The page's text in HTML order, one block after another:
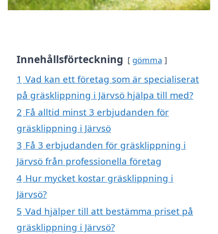
Innehållsförteckning gömma
1 Vad kan ett företag som är specialiserat
på gräsklippning i Järvsö hjälpa till med?
2 Få alltid minst 3 erbjudanden för
gräsklippning i Järvsö
3 Få 3 erbjudanden för gräsklippning i
Järvsö från professionella företag
4 Hur mycket kostar gräsklippning i
Järvsö?
5 Vad hjälper till att bestämma priset på
gräsklippning i Järvsö?